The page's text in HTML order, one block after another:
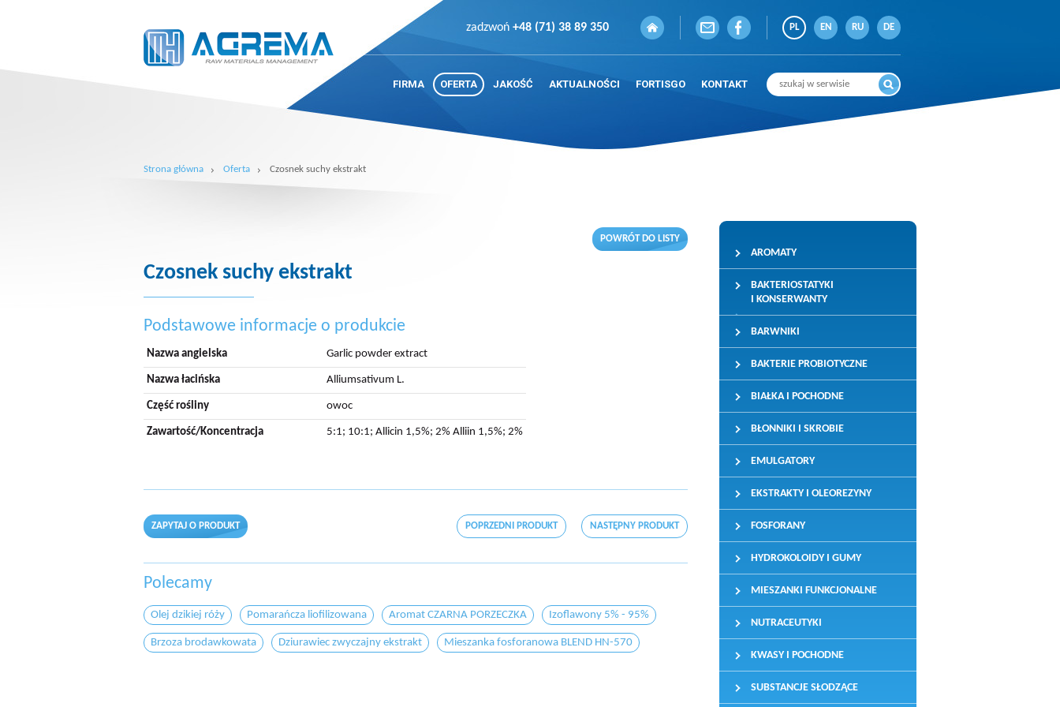
zadzwoń +48 (71) 38 89 350 PL EN RU DE
FIRMA OFERTA JAKOŚĆ AKTUALNOŚCI FORTISGO KONTAKT
Strona główna Oferta Czosnek suchy ekstrakt
AROMATY
BAKTERIOSTATYKI
I KONSERWANTY
BARWNIKI
BAKTERIE PROBIOTYCZNE
BIAŁKA I POCHODNE
BŁONNIKI I SKROBIE
EMULGATORY
EKSTRAKTY I OLEOREZYNY
FOSFORANY
HYDROKOLOIDY I GUMY
MIESZANKI FUNKCJONALNE
NUTRACEUTYKI
KWASY I POCHODNE
SUBSTANCJE SŁODZĄCE
POWRÓT DO LISTY
Czosnek suchy ekstrakt
Podstawowe informacje o produkcie
Nazwa angielska Garlic powder extract
Nazwa łacińska Alliumsativum L.
Część rośliny owoc
Zawartość/Koncentracja 5:1; 10:1; Allicin 1,5%; 2% Alliin 1,5%; 2%
ZAPYTAJ O PRODUKT POPRZEDNI PRODUKT NASTĘPNY PRODUKT
Polecamy
Olej dzikiej róży Pomarańcza liofilizowana Aromat CZARNA PORZECZKA Izoflawony 5% - 95%
Brzoza brodawkowata Dziurawiec zwyczajny ekstrakt Mieszanka fosforanowa BLEND HN-570